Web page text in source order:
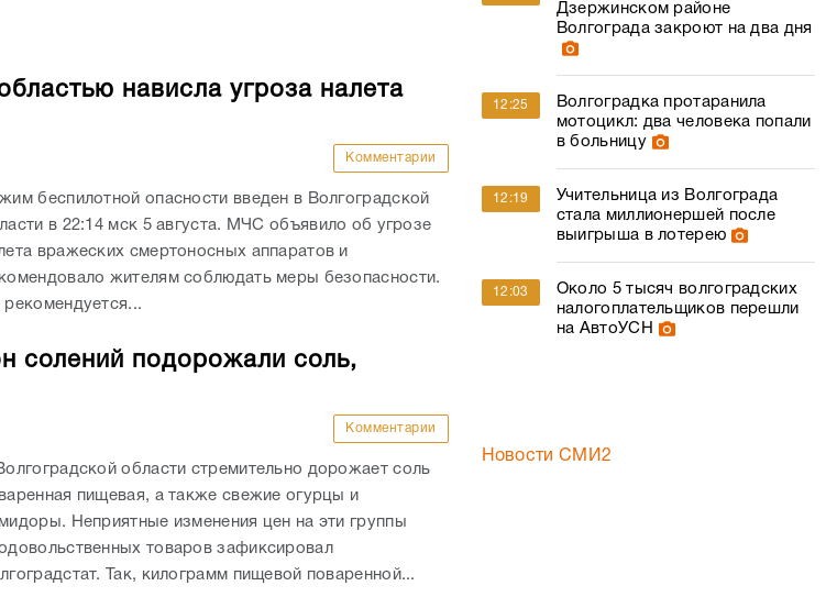
нависла угроза налета
Комментарии
беспилотной опасности введен в Волгоградской
в 22:14 мск 5 августа. МЧС объявило об угрозе
вражеских смертоносных аппаратов и
жителям соблюдать меры безопасности.
рекомендуется...
солений подорожали соль,
Комментарии
области стремительно дорожает соль
пищевая, а также свежие огурцы и
Неприятные изменения цен на эти группы
товаров зафиксировал
Так, килограмм пищевой поваренной...
Дзержинском районе
Волгограда закроют на два дня
12:25
Волгоградка протаранила
мотоцикл: два человека попали
в больницу
12:19
Учительница из Волгограда
стала миллионершей после
выигрыша в лотерею
12:03
Около 5 тысяч волгоградских
налогоплательщиков перешли
на АвтоУСН
Новости СМИ2